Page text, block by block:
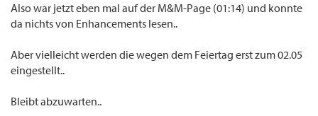
Also war jetzt eben mal auf der M&M-Page (01:14) und konnte
da nichts von Enhancements lesen..
Aber vielleicht werden die wegen dem Feiertag erst zum 02.05
eingestellt..
Bleibt abzuwarten..